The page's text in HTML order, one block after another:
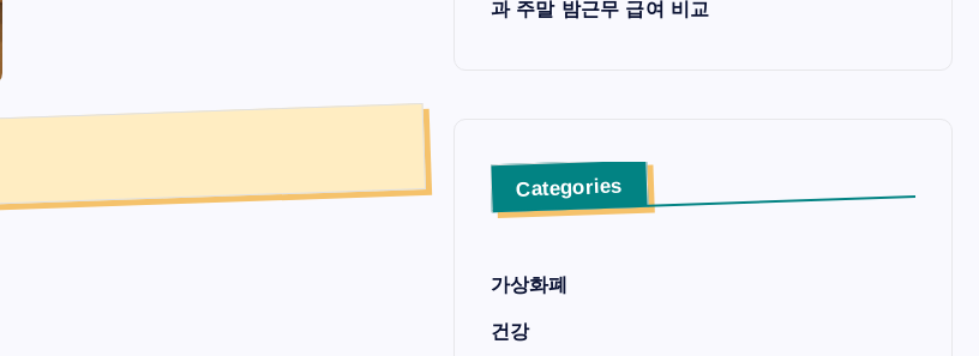
과 주말 밤근무 급여 비교
Categories
가상화폐
건강